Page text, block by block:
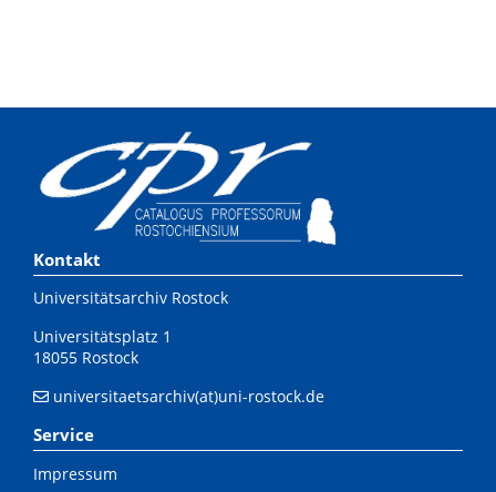
Kontakt
Universitätsarchiv Rostock
Universitätsplatz 1
18055 Rostock
universitaetsarchiv(at)uni-rostock.de
Service
Impressum